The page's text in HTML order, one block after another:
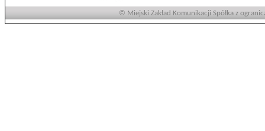
© Miejski Zakład Komunikacji Spółka z